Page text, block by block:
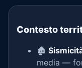
Contesto
🏚️
media —